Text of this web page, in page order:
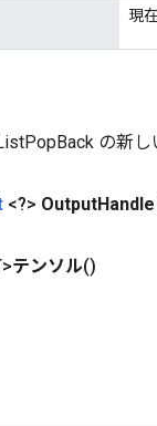
現
の新
<?> OutputHandle
テンソル()